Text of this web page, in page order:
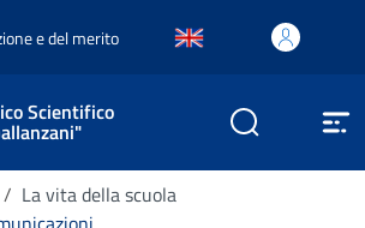
e del merito
Scientifico
La vita della scuola